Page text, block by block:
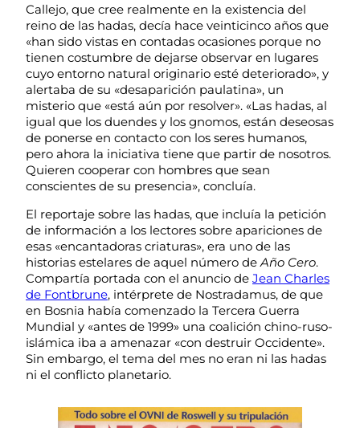
Callejo, que cree realmente en la existencia del
reino de las hadas, decía hace veinticinco años que
«han sido vistas en contadas ocasiones porque no
tienen costumbre de dejarse observar en lugares
cuyo entorno natural originario esté deteriorado», y
alertaba de su «desaparición paulatina», un
misterio que «está aún por resolver». «Las hadas, al
igual que los duendes y los gnomos, están deseosas
de ponerse en contacto con los seres humanos,
pero ahora la iniciativa tiene que partir de nosotros.
Quieren cooperar con hombres que sean
conscientes de su presencia», concluía.
El reportaje sobre las hadas, que incluía la petición
de información a los lectores sobre apariciones de
esas «encantadoras criaturas», era uno de las
historias estelares de aquel número deAño Cero.
Compartía portada con el anuncio de Jean Charles
de Fontbrune, intérprete de Nostradamus, de que
en Bosnia había comenzado la Tercera Guerra
Mundial y «antes de 1999» una coalición chino-ruso-
islámica iba a amenazar «con destruir Occidente».
Sin embargo, el tema del mes no eran ni las hadas
ni el conflicto planetario.